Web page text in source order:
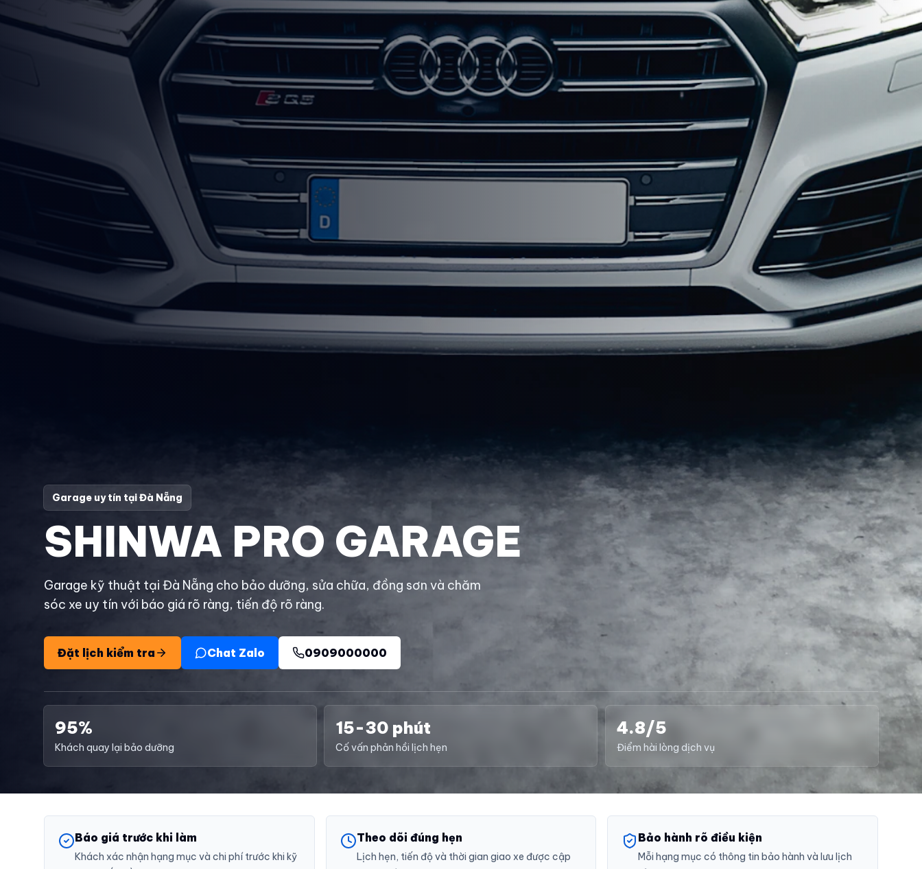
Garage uy tín tại Đà Nẵng
SHINWA PRO GARAGE
Garage kỹ thuật tại Đà Nẵng cho bảo dưỡng, sửa chữa, đồng sơn và chăm
sóc xe uy tín với báo giá rõ ràng, tiến độ rõ ràng.
Đặt lịch kiểm tra Chat Zalo 0909000000
95%
Khách quay lại bảo dưỡng
15-30 phút
Cố vấn phản hồi lịch hẹn
4.8/5
Điểm hài lòng dịch vụ
Báo giá trước khi làm
Khách xác nhận hạng mục và chi phí trước khi kỹ
Theo dõi đúng hẹn
Lịch hẹn, tiến độ và thời gian giao xe được cập
Bảo hành rõ điều kiện
Mỗi hạng mục có thông tin bảo hành và lưu lịch